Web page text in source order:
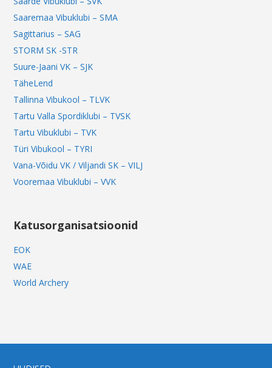
Saaremaa Vibuklubi – SMA
Sagittarius – SAG
STORM SK -STR
Suure-Jaani VK – SJK
TäheLend
Tallinna Vibukool – TLVK
Tartu Valla Spordiklubi – TVSK
Tartu Vibuklubi – TVK
Türi Vibukool – TYRI
Vana-Võidu VK / Viljandi SK – VILJ
Vooremaa Vibuklubi – VVK
Katusorganisatsioonid
EOK
WAE
World Archery